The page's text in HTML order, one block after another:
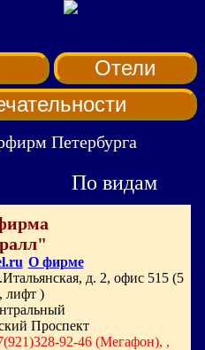
Отели
Петербурга
По видам
О фирме
д. 2, офис 515 (5
лифт )
Проспект
92-46 (Мегафон), ,